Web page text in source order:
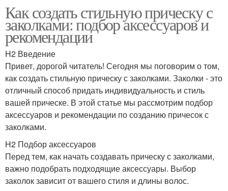
Как создать стильную прическу с
заколками: подбор аксессуаров и
рекомендации
H2 Введение
Привет, дорогой читатель! Сегодня мы поговорим о том,
как создать стильную прическу с заколками. Заколки - это
отличный способ придать индивидуальность и стиль
вашей прическе. В этой статье мы рассмотрим подбор
аксессуаров и рекомендации по созданию причесок с
заколками.
H2 Подбор аксессуаров
Перед тем, как начать создавать прическу с заколками,
важно подобрать подходящие аксессуары. Выбор
заколок зависит от вашего стиля и длины волос.